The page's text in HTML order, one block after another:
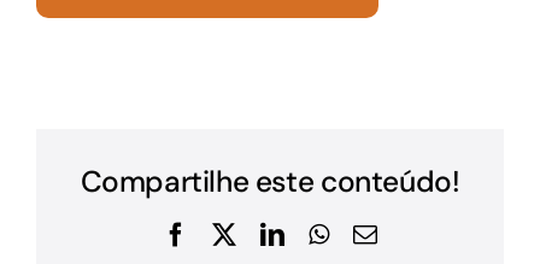
Compartilhe este conteúdo!
Facebook
X LinkedInWhatsApp
E-